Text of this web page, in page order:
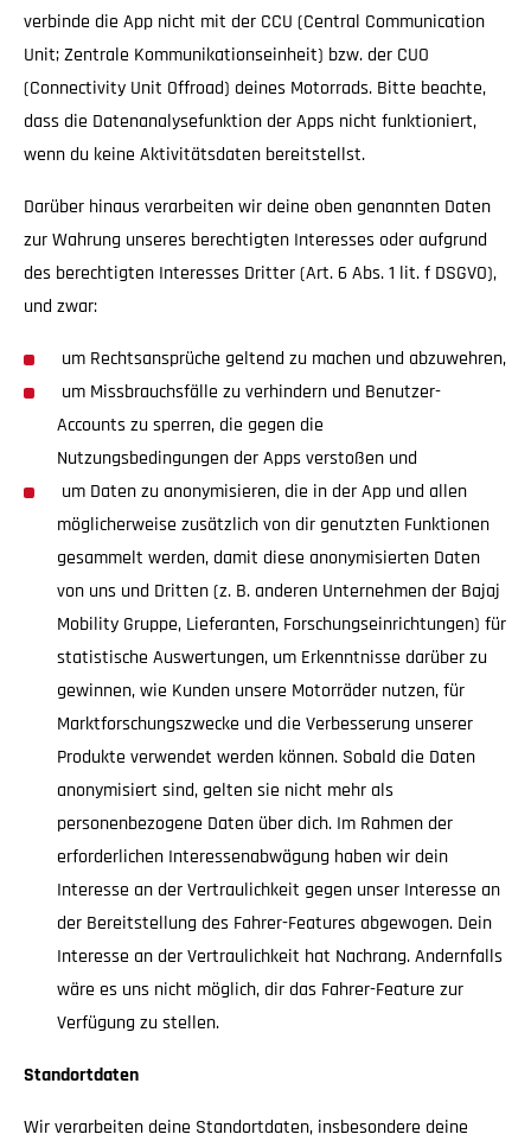
verbinde die App nicht mit der CCU (Central Communication
Unit; Zentrale Kommunikationseinheit) bzw. der CUO
(Connectivity Unit Offroad) deines Motorrads. Bitte beachte,
dass die Datenanalysefunktion der Apps nicht funktioniert,
wenn du keine Aktivitätsdaten bereitstellst.
Darüber hinaus verarbeiten wir deine oben genannten Daten
zur Wahrung unseres berechtigten Interesses oder aufgrund
des berechtigten Interesses Dritter (Art. 6 Abs. 1 lit. f DSGVO),
und zwar:
um Rechtsansprüche geltend zu machen und abzuwehren,
um Missbrauchsfälle zu verhindern und Benutzer-
Accounts zu sperren, die gegen die
Nutzungsbedingungen der Apps verstoßen und
um Daten zu anonymisieren, die in der App und allen
möglicherweise zusätzlich von dir genutzten Funktionen
gesammelt werden, damit diese anonymisierten Daten
von uns und Dritten (z. B. anderen Unternehmen der Bajaj
Mobility Gruppe, Lieferanten, Forschungseinrichtungen) für
statistische Auswertungen, um Erkenntnisse darüber zu
gewinnen, wie Kunden unsere Motorräder nutzen, für
Marktforschungszwecke und die Verbesserung unserer
Produkte verwendet werden können. Sobald die Daten
anonymisiert sind, gelten sie nicht mehr als
personenbezogene Daten über dich. Im Rahmen der
erforderlichen Interessenabwägung haben wir dein
Interesse an der Vertraulichkeit gegen unser Interesse an
der Bereitstellung des Fahrer-Features abgewogen. Dein
Interesse an der Vertraulichkeit hat Nachrang. Andernfalls
wäre es uns nicht möglich, dir das Fahrer-Feature zur
Verfügung zu stellen.
Standortdaten
Wir verarbeiten deine Standortdaten, insbesondere deine